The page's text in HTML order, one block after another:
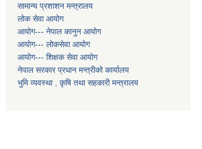
सामान्य प्रशाशन मन्त्रालय
लोक सेवा आयोग
आयोग--- नेपाल कानुन आयोग
आयोग--- लोकसेवा आयोग
आयोग--- शिक्षक सेवा आयोग
नेपाल सरकार प्रधान मन्त्रीको कार्यालय
भुमि व्यवस्था , कृषि तथा सहकारी मन्त्रालय